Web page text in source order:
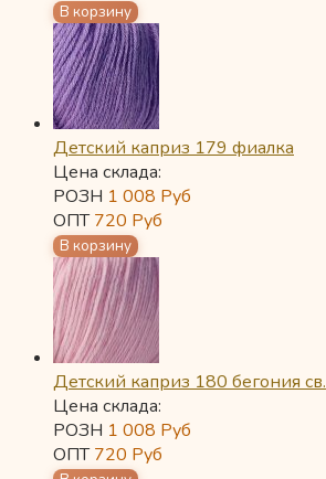
Детский каприз 179 фиалка
Цена склада:
РОЗН 1 008 Руб
ОПТ720 Руб
Детский каприз 180 бегония св.
Цена склада:
РОЗН 1 008 Руб
ОПТ720 Руб